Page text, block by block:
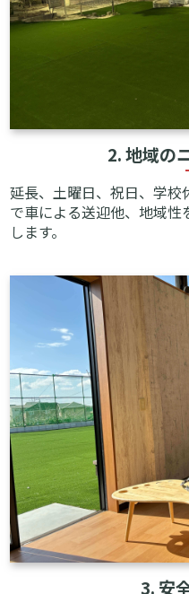
2. 地域の
延⾧、土曜日、祝日、学校
で車による送迎他、地域
します。
3. 安